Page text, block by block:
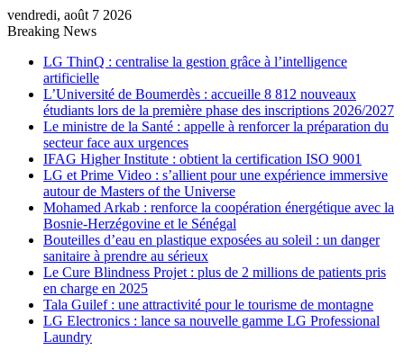
vendredi, août 7 2026
Breaking News
LG ThinQ : centralise la gestion grâce à l’intelligence
artificielle
L’Université de Boumerdès : accueille 8 812 nouveaux
étudiants lors de la première phase des inscriptions 2026/2027
Le ministre de la Santé : appelle à renforcer la préparation du
secteur face aux urgences
IFAG Higher Institute : obtient la certification ISO 9001
LG et Prime Video : s’allient pour une expérience immersive
autour de Masters of the Universe
Mohamed Arkab : renforce la coopération énergétique avec la
Bosnie-Herzégovine et le Sénégal
Bouteilles d’eau en plastique exposées au soleil : un danger
sanitaire à prendre au sérieux
Le Cure Blindness Projet : plus de 2 millions de patients pris
en charge en 2025
Tala Guilef : une attractivité pour le tourisme de montagne
LG Electronics : lance sa nouvelle gamme LG Professional
Laundry